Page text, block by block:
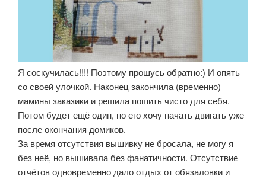
Я соскучилась!!!! Поэтому прошусь обратно:) И опять
со своей улочкой. Наконец закончила (временно)
мамины заказики и решила пошить чисто для себя.
Потом будет ещё один, но его хочу начать двигать уже
после окончания домиков.
За время отсутствия вышивку не бросала, не могу я
без неё, но вышивала без фанатичности. Отсутствие
отчётов одновременно дало отдых от обязаловки и